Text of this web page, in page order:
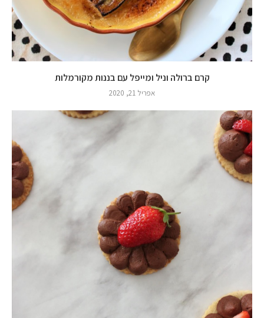
קרם ברולה וניל ומייפל עם בננות מקורמלות
אפריל 21, 2020